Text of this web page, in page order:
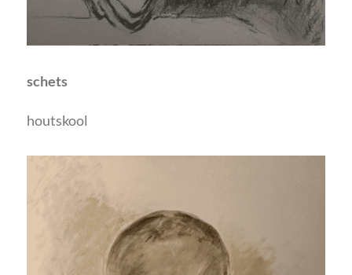
schets
houtskool